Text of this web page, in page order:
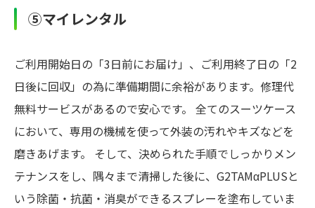
⑤マイレンタル
ご利用開始日の「3日前にお届け」、ご利用終了日の「2
日後に回収」の為に準備期間に余裕があります。修理代
無料サービスがあるので安心です。 全てのスーツケース
において、専用の機械を使って外装の汚れやキズなどを
磨きあげます。 そして、決められた手順でしっかりメン
テナンスをし、隅々まで清掃した後に、G2TAMαPLUSと
いう除菌・抗菌・消臭ができるスプレーを塗布していま